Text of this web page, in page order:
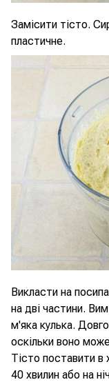
Замісити тісто.
пластичне.
Викласти на
на дві частини.
м'яка кулька.
оскільки воно
Тісто поставити
40 хвилин або на